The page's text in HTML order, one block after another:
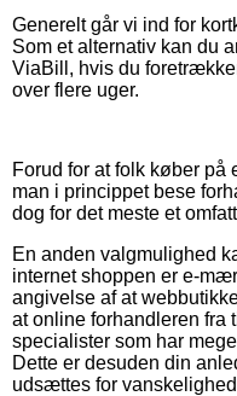
Generelt går vi ind for
Som et alternativ kan du
ViaBill, hvis du
over flere uger.
Forud for at folk køber på
man i princippet bese
dog for det meste et
En anden valgmulighed
internet shoppen er e-
angivelse af at
at online forhandleren fra
specialister som har
Dette er desuden din
udsættes for